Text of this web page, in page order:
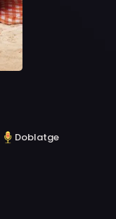
Doblatge